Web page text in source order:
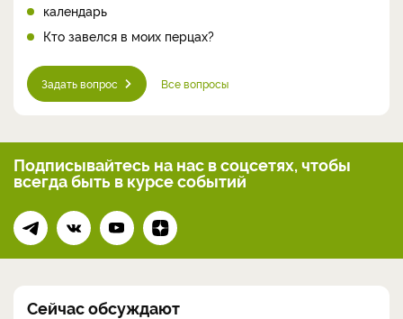
календарь
Кто завелся в моих перцах?
Задать вопрос Все вопросы
Подписывайтесь на нас в соцсетях, чтобы
всегдабыть в курсе событий
Сейчас обсуждают